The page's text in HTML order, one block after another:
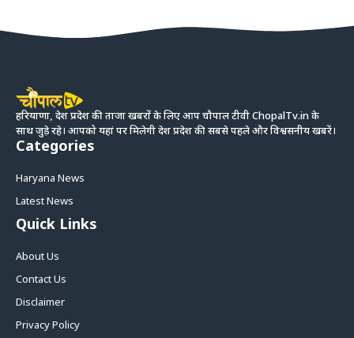
हरियाणा, देश प्रदेश की ताजा खबरों के लिए आप चौपाल टीवी ChopalTv.in के
साथ जुड़े रहे। आपको यहां पर मिलेगी देश प्रदेश की सबसे पहले और विश्वसनीय खबरें।
Categories
Haryana News
Latest News
Quick Links
About Us
Contact Us
Disclaimer
Privacy Policy